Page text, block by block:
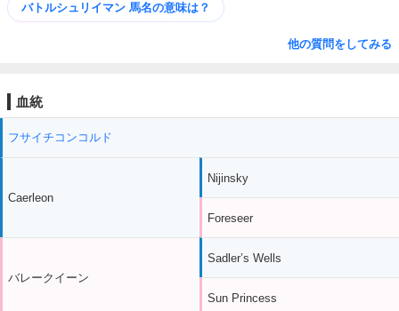
バトルシュリイマン 馬名の意味は？
他の質問をしてみる
血統
フサイチコンコルド
Caerleon
バレークイーン
Nijinsky
Foreseer
Sadler’s Wells
Sun Princess